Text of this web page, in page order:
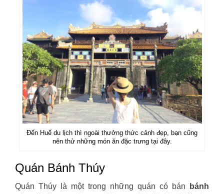
Đến Huế du lịch thì ngoài thưởng thức cảnh đẹp, bạn cũng
nên thử những món ăn đặc trưng tại đây.
Quán Bánh Thúy
Quán Thúy là một trong những quán có bán
bánh